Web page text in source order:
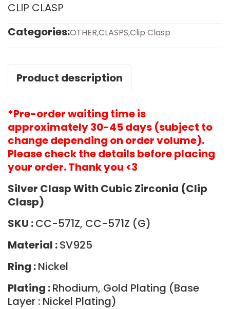
CLIP CLASP
Categories:OTHER,CLASPS,Clip Clasp
Product description
*Pre-order waiting time is
approximately 30-45 days (subject to
change depending on order volume).
Please check the details before placing
your order. Thank you <3
Silver Clasp With Cubic Zirconia (Clip
Clasp)
SKU :CC-571Z, CC-571Z (G)
Material :SV925
Ring :Nickel
Plating :Rhodium, Gold Plating (Base
Layer : Nickel Plating)